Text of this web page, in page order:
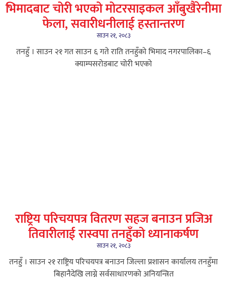
भिमादबाट चोरी भएको मोटरसाइकल आँबुखैरेनीमा
फेला, सवारीधनीलाई हस्तान्तरण
साउन २१, २०८३
तनहुँ । साउन २१ गत साउन ६ गते राति तनहुँको भिमाद नगरपालिका–६
क्याम्पसरोडबाट चोरी भएको
राष्ट्रिय परिचयपत्र वितरण सहज बनाउन प्रजिअ
तिवारीलाई रास्वपा तनहुँको ध्यानाकर्षण
साउन २१, २०८३
तनहुँ । साउन २१ राष्ट्रिय परिचयपत्र बनाउन जिल्ला प्रशासन कार्यालय तनहुँमा
बिहानैदेखि लाग्ने सर्वसाधारणको अनियन्त्रित